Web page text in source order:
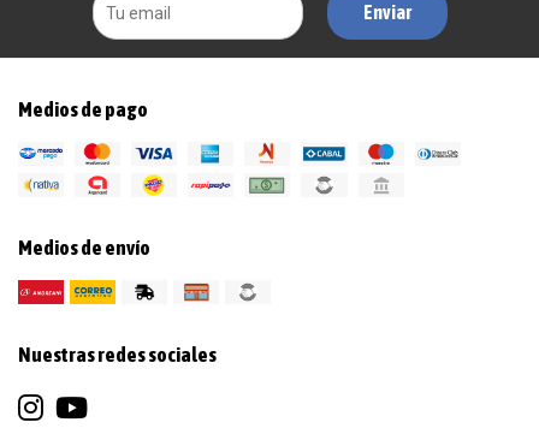
Enviar
Medios de pago
Medios de envío
Nuestras redes sociales